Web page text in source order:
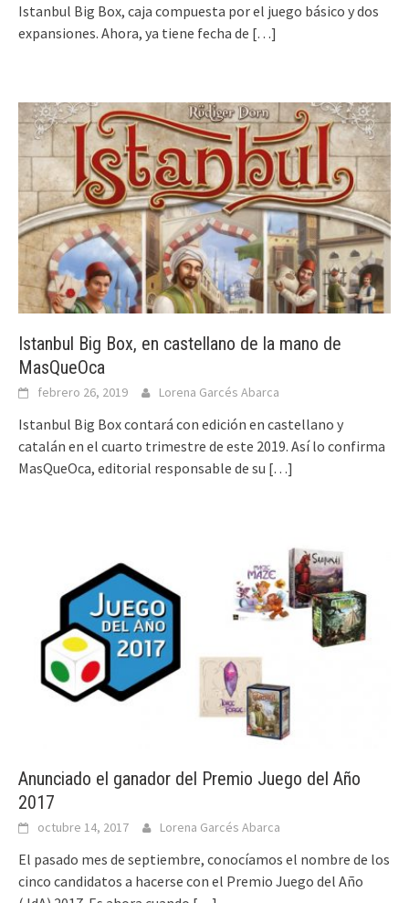
Istanbul Big Box, caja compuesta por el juego básico y dos
expansiones. Ahora, ya tiene fecha de […]
Istanbul Big Box, en castellano de la mano de
MasQueOca
febrero 26, 2019 Lorena Garcés Abarca
Istanbul Big Box contará con edición en castellano y
catalán en el cuarto trimestre de este 2019. Así lo confirma
MasQueOca, editorial responsable de su […]
Anunciado el ganador del Premio Juego del Año
2017
octubre 14, 2017 Lorena Garcés Abarca
El pasado mes de septiembre, conocíamos el nombre de los
cinco candidatos a hacerse con el Premio Juego del Año